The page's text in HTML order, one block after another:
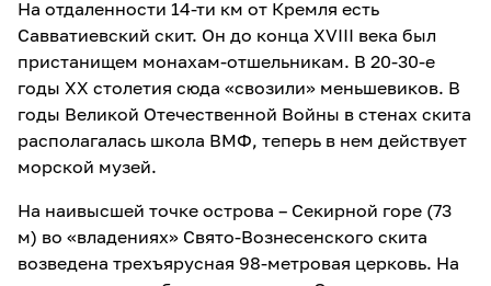
На отдаленности 14-ти км от Кремля есть
Савватиевский скит. Он до конца XVIII века был
пристанищем монахам-отшельникам. В 20-30-е
годы XX столетия сюда «свозили» меньшевиков. В
годы Великой Отечественной Войны в стенах скита
располагалась школа ВМФ, теперь в нем действует
морской музей.
На наивысшей точке острова – Секирной горе (73
м) во «владениях» Свято-Вознесенского скита
возведена трехъярусная 98-метровая церковь. На